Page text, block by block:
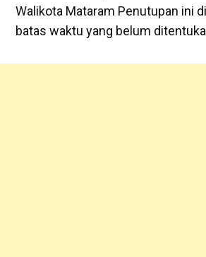
Walikota Mataram Penutupan ini
batas waktu yang belum